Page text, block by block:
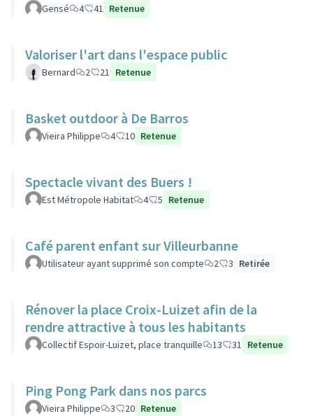
Gensé 4 41 Retenue
Valoriser l'art dans l'espace public
Bernard 2 21 Retenue
Basket outdoor à De Barros
Vieira Philippe 4 10 Retenue
Spectacle vivant des Buers !
Est Métropole Habitat 4 5 Retenue
Café parent enfant sur Villeurbanne
Utilisateur ayant supprimé son compte 2 3 Retirée
Rénover la place Croix-Luizet afin de la
rendre attractive à tous les habitants
Collectif Espoir-Luizet, place tranquille 13 31 Retenue
Ping Pong Park dans nos parcs
Vieira Philippe 3 20 Retenue